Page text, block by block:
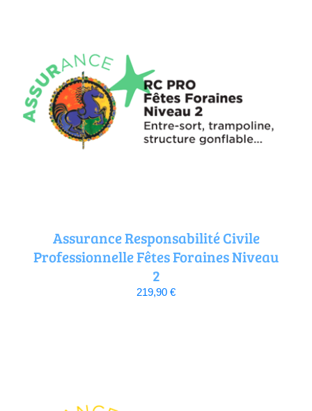
Assurance Responsabilité Civile
Professionnelle Fêtes Foraines Niveau
2
219,90 €